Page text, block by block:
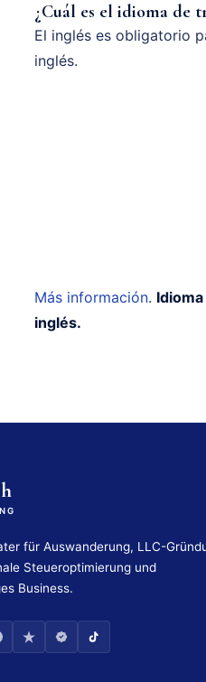
¿Cuál es el idioma de
El inglés es obligatorio
inglés.
Más información.
inglés.
für Auswanderung, LLC-
Steueroptimierung und
Business.